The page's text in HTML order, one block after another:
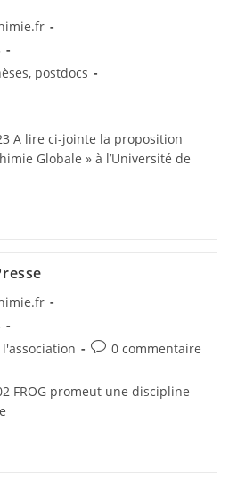
postdocs
A lire ci-jointe la proposition
Globale » à l’Université de
l'association 0 commentaire
FROG promeut une discipline